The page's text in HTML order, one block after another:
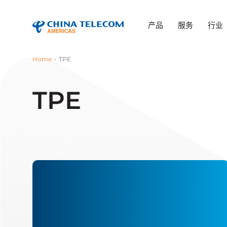
产品 服务 行业
Home TPE
TPE